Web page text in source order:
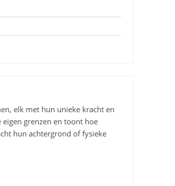
elk met hun unieke kracht en
grenzen en toont hoe
hun achtergrond of fysieke